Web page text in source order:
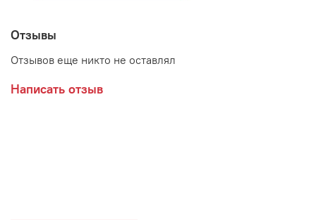
Отзывы
Отзывов еще никто не оставлял
Написать отзыв